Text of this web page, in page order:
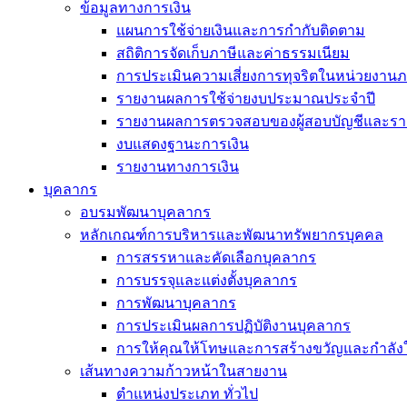
ข้อมูลทางการเงิน
แผนการใช้จ่ายเงินและการกำกับติดตาม
สถิติการจัดเก็บภาษีและค่าธรรมเนียม
การประเมินความเสี่ยงการทุจริตในหน่วยงาน
รายงานผลการใช้จ่ายงบประมาณประจำปี
รายงานผลการตรวจสอบของผู้สอบบัญชีและรา
งบแสดงฐานะการเงิน
รายงานทางการเงิน
บุคลากร
อบรมพัฒนาบุคลากร
หลักเกณฑ์การบริหารและพัฒนาทรัพยากรบุคคล
การสรรหาและคัดเลือกบุคลากร
การบรรจุและแต่งตั้งบุคลากร
การพัฒนาบุคลากร
การประเมินผลการปฏิบัติงานบุคลากร
การให้คุณให้โทษและการสร้างขวัญและกำลัง
เส้นทางความก้าวหน้าในสายงาน
ตำแหน่งประเภท ทั่วไป